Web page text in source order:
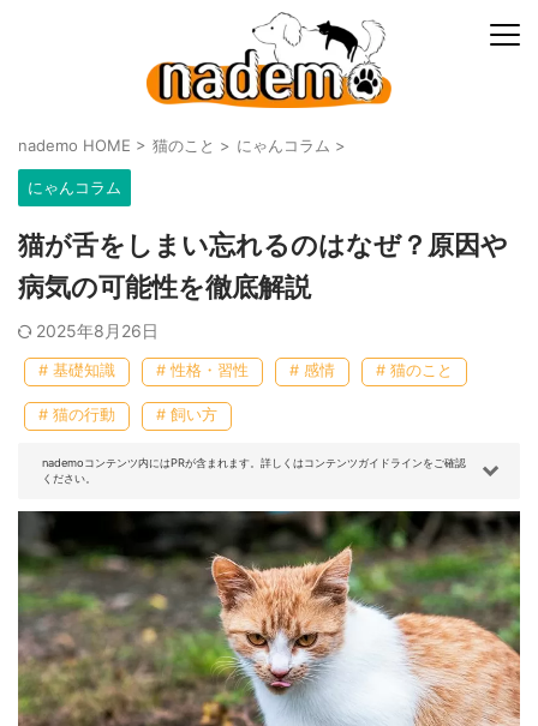
nademo HOME > 猫のこと > にゃんコラム >
にゃんコラム
猫が舌をしまい忘れるのはなぜ？原因や
病気の可能性を徹底解説
2025年8月26日
# 基礎知識 # 性格・習性 # 感情 # 猫のこと
# 猫の行動 # 飼い方
nademoコンテンツ内にはPRが含まれます。詳しくはコンテンツガイドラインをご確認
ください。